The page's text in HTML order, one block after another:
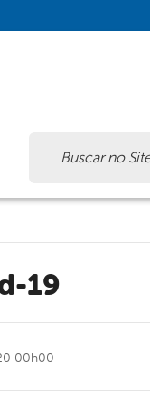
19
00h00